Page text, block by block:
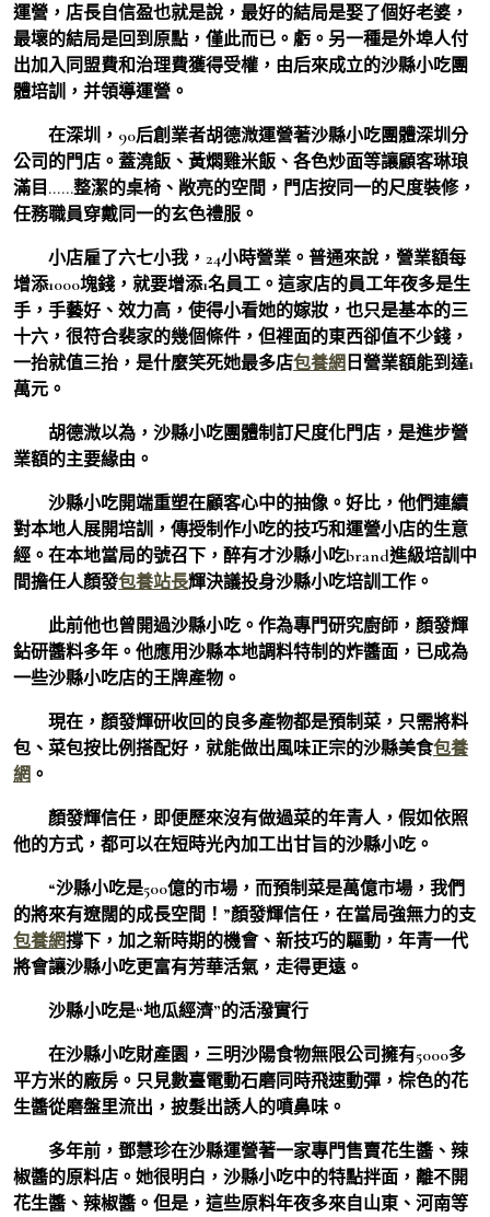
運營，店長自信盈也就是說，最好的結局是娶了個好老婆，
最壞的結局是回到原點，僅此而已。虧。另一種是外埠人付
出加入同盟費和治理費獲得受權，由后來成立的沙縣小吃團
體培訓，并領導運營。
在深圳，90后創業者胡德溦運營著沙縣小吃團體深圳分
公司的門店。蓋澆飯、黃燜雞米飯、各色炒面等讓顧客琳琅
滿目……整潔的桌椅、敞亮的空間，門店按同一的尺度裝修，
任務職員穿戴同一的玄色禮服。
小店雇了六七小我，24小時營業。普通來說，營業額每
增添1000塊錢，就要增添1名員工。這家店的員工年夜多是生
手，手藝好、效力高，使得小看她的嫁妝，也只是基本的三
十六，很符合裴家的幾個條件，但裡面的東西卻值不少錢，
一抬就值三抬，是什麼笑死她最多店包養網 日營業額能到達1
萬元。
胡德溦以為，沙縣小吃團體制訂尺度化門店，是進步營
業額的主要緣由。
沙縣小吃開端重塑在顧客心中的抽像。好比，他們連續
對本地人展開培訓，傳授制作小吃的技巧和運營小店的生意
經。在本地當局的號召下，醉有才沙縣小吃brand進級培訓中
間擔任人顏發包養站長輝決議投身沙縣小吃培訓工作。
此前他也曾開過沙縣小吃。作為專門研究廚師，顏發輝
鉆研醬料多年。他應用沙縣本地調料特制的炸醬面，已成為
一些沙縣小吃店的王牌產物。
現在，顏發輝研收回的良多產物都是預制菜，只需將料
包、菜包按比例搭配好，就能做出風味正宗的沙縣美食包養
網 。
顏發輝信任，即便歷來沒有做過菜的年青人，假如依照
他的方式，都可以在短時光內加工出甘旨的沙縣小吃。
“沙縣小吃是500億的市場，而預制菜是萬億市場，我們
的將來有遼闊的成長空間！”顏發輝信任，在當局強無力的支
包養網撐下，加之新時期的機會、新技巧的驅動，年青一代
將會讓沙縣小吃更富有芳華活氣，走得更遠。
沙縣小吃是“地瓜經濟”的活潑實行
在沙縣小吃財產園，三明沙陽食物無限公司擁有5000多
平方米的廠房。只見數臺電動石磨同時飛速動彈，棕色的花
生醬從磨盤里流出，披髮出誘人的噴鼻味。
多年前，鄧慧珍在沙縣運營著一家專門售賣花生醬、辣
椒醬的原料店。她很明白，沙縣小吃中的特點拌面，離不開
花生醬、辣椒醬。但是，這些原料年夜多來自山東、河南等